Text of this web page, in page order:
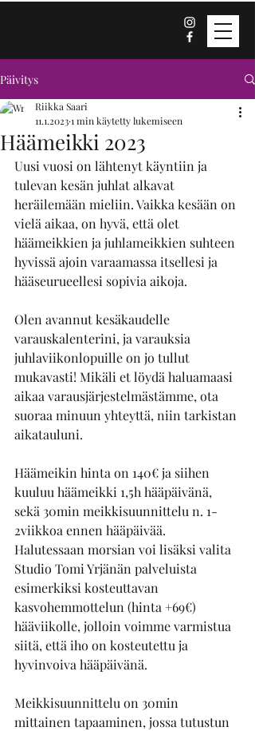
Päivitys
Häämeikki 2023
Riikka Saari
11.1.20231 min käytetty lukemiseen
Uusi vuosi on lähtenyt käyntiin ja
tulevan kesän juhlat alkavat
heräilemään mieliin. Vaikka kesään on
vielä aikaa, on hyvä, että olet
häämeikkien ja juhlameikkien suhteen
hyvissä ajoin varaamassa itsellesi ja
hääseurueellesi sopivia aikoja.
Olen avannut kesäkaudelle
varauskalenterini, ja varauksia
juhlaviikonlopuille on jo tullut
mukavasti! Mikäli et löydä haluamaasi
aikaa varausjärjestelmästämme, ota
suoraa minuun yhteyttä, niin tarkistan
aikatauluni.
Häämeikin hinta on 140€ ja siihen
kuuluu häämeikki 1,5h hääpäivänä,
sekä 30min meikkisuunnittelu n. 1-
2viikkoa ennen hääpäivää.
Halutessaan morsian voi lisäksi valita
Studio Tomi Yrjänän palveluista
esimerkiksi kosteuttavan
kasvohemmottelun (hinta +69€)
hääviikolle, jolloin voimme varmistua
siitä, että iho on kosteutettu ja
hyvinvoiva hääpäivänä.
Meikkisuunnittelu on 30min
mittainen tapaaminen, jossa tutustun